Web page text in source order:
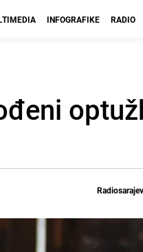
INFOGRAFIKE RADIO